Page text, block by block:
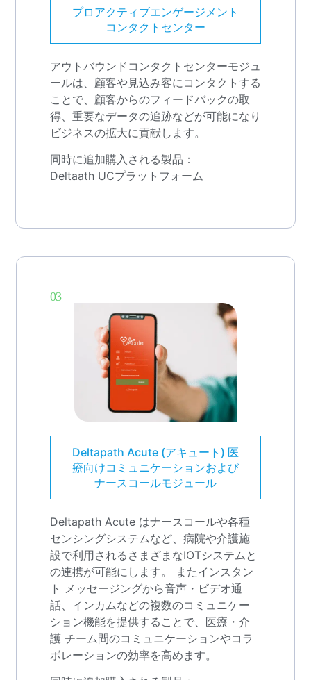
プロアクティブエンゲージメント
コンタクトセンター
アウトバウンドコンタクトセンターモジュ
ールは、顧客や見込み客にコンタクトする
ことで、顧客からのフィードバックの取
得、重要なデータの追跡などが可能になり
ビジネスの拡大に貢献します。
同時に追加購入される製品：
Deltaath UCプラットフォーム
03
Deltapath Acute (アキュート) 医
療向けコミュニケーションおよび
ナースコールモジュール
Deltapath Acute はナースコールや各種
センシングシステムなど、病院や介護施
設で利用されるさまざまなIOTシステムと
の連携が可能にします。 またインスタン
ト メッセージングから音声・ビデオ通
話、インカムなどの複数のコミュニケー
ション機能を提供することで、医療・介
護 チーム間のコミュニケーションやコラ
ボレーションの効率を高めます。